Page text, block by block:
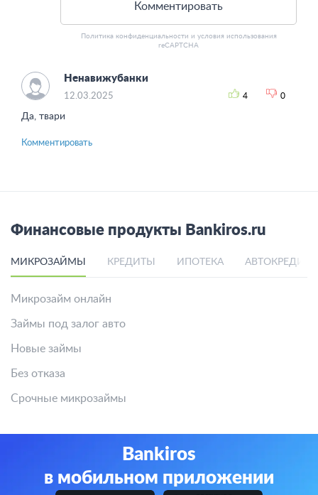
Комментировать
Политика конфиденциальности и условия использования
reCAPTCHA
Ненавижубанки
12.03.2025 4 0
Да, твари
Комментировать
Финансовые продукты Bankiros.ru
МИКРОЗАЙМЫ КРЕДИТЫ ИПОТЕКА
Микрозайм онлайн
Займы под залог авто
Новые займы
Без отказа
Срочные микрозаймы
Bankiros
в мобильном приложении